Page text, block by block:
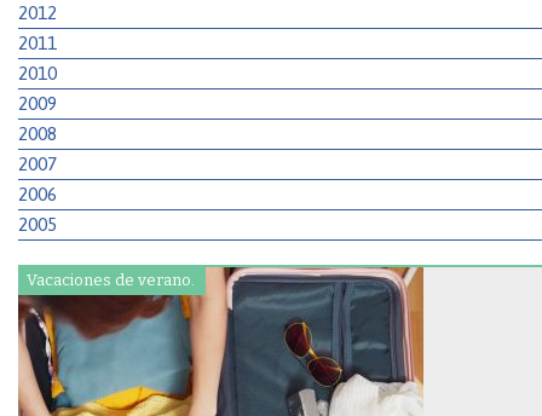
2012
2011
2010
2009
2008
2007
2006
2005
Vacaciones de verano.